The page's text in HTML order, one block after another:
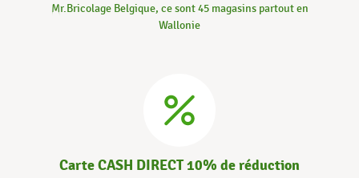
Mr.Bricolage Belgique, ce sont 45 magasins partout en
Wallonie
Carte CASH DIRECT 10% de réduction